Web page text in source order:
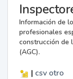
Información de
profesionales
construcción de
(AGC).
| csv otro